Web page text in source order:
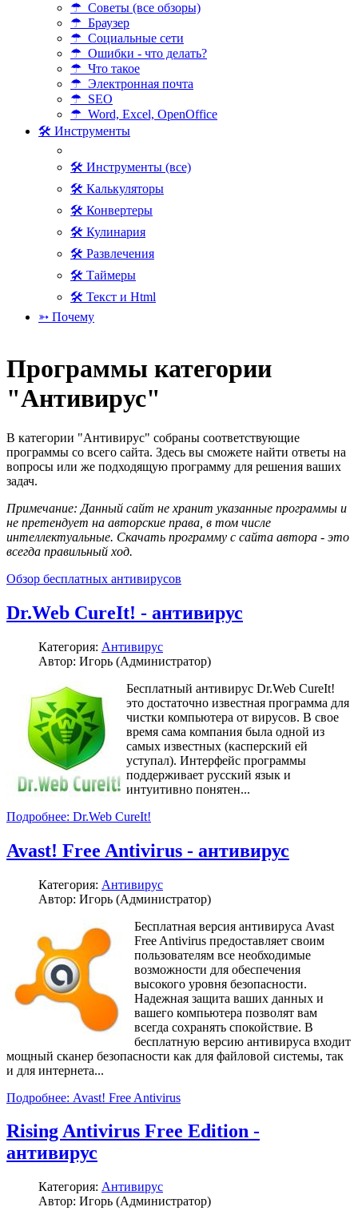
☂ Советы (все обзоры)
☂ Браузер
☂ Социальные сети
☂ Ошибки - что делать?
☂ Что такое
☂ Электронная почта
☂ SEO
☂ Word, Excel, OpenOffice
🛠 Инструменты
🛠 Инструменты (все)
🛠 Калькуляторы
🛠 Конвертеры
🛠 Кулинария
🛠 Развлечения
🛠 Таймеры
🛠 Текст и Html
➳ Почему
Программы категории
"Антивирус"
В категории "Антивирус" собраны соответствующие
программы со всего сайта. Здесь вы сможете найти ответы на
вопросы или же подходящую программу для решения ваших
задач.
Примечание: Данный сайт не хранит указанные программы и
не претендует на авторские права, в том числе
интеллектуальные. Скачать программу с сайта автора - это
всегда правильный ход.
Обзор бесплатных антивирусов
Dr.Web CureIt! - антивирус
Категория: Антивирус
Автор: Игорь (Администратор)
Бесплатный антивирус Dr.Web CureIt!
это достаточно известная программа для
чистки компьютера от вирусов. В свое
время сама компания была одной из
самых известных (касперский ей
уступал). Интерфейс программы
поддерживает русский язык и
интуитивно понятен...
Подробнее: Dr.Web CureIt!
Avast! Free Antivirus - антивирус
Категория: Антивирус
Автор: Игорь (Администратор)
Бесплатная версия антивируса Avast
Free Antivirus предоставляет своим
пользователям все необходимые
возможности для обеспечения
высокого уровня безопасности.
Надежная защита ваших данных и
вашего компьютера позволят вам
всегда сохранять спокойствие. В
бесплатную версию антивируса входит
мощный сканер безопасности как для файловой системы, так
и для интернета...
Подробнее: Avast! Free Antivirus
Rising Antivirus Free Edition -
антивирус
Категория: Антивирус
Автор: Игорь (Администратор)